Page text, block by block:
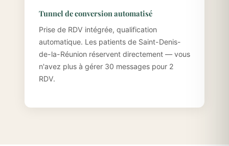
Tunnel de conversion automatisé
Prise de RDV intégrée, qualification
automatique. Les patients de Saint-Denis-
de-la-Réunion réservent directement — vous
n'avez plus à gérer 30 messages pour 2
RDV.